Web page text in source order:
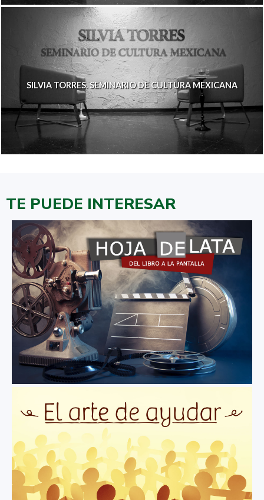
SILVIA TORRES. SEMINARIO DE CULTURA MEXICANA
TE PUEDE INTERESAR